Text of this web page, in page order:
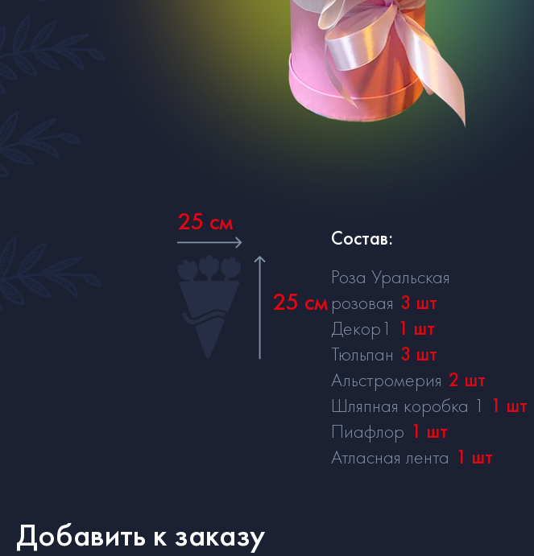
25 см
25 см
Состав:
Роза Уральская
розовая 3 шт
Декор1 1 шт
Тюльпан 3 шт
Альстромерия 2 шт
Шляпная коробка 1 1 шт
Пиафлор 1 шт
Атласная лента 1 шт
Добавить к заказу